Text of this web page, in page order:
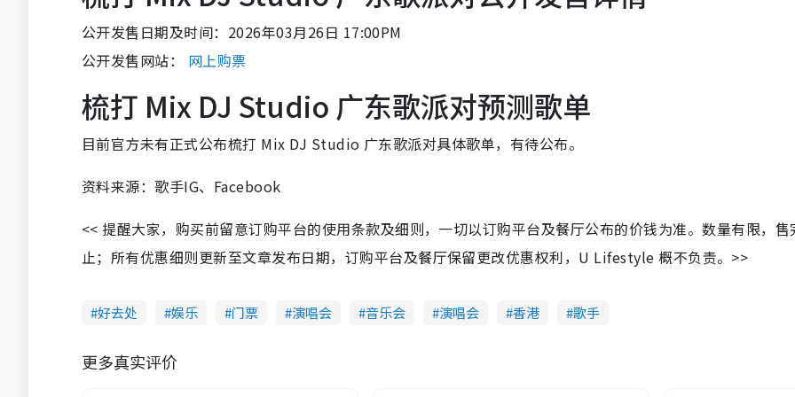
公开发售日期及时间：2026年03月26日 17:00PM
公开发售网站： 网上购票
梳打 Mix DJ Studio 广东歌派对预测歌单
目前官方未有正式公布梳打 Mix DJ Studio 广东歌派对具体歌单，有待公布。
资料来源：歌手IG、Facebook
<< 提醒大家，购买前留意订购平台的使用条款及细则，一切以订购平台及餐厅公布的价钱为准。数量有限，售
止；所有优惠细则更新至文章发布日期，订购平台及餐厅保留更改优惠权利，U Lifestyle 概不负责。>>
好去处 娱乐 门票 演唱会 音乐会 演唱会 香港 歌手
更多真实评价